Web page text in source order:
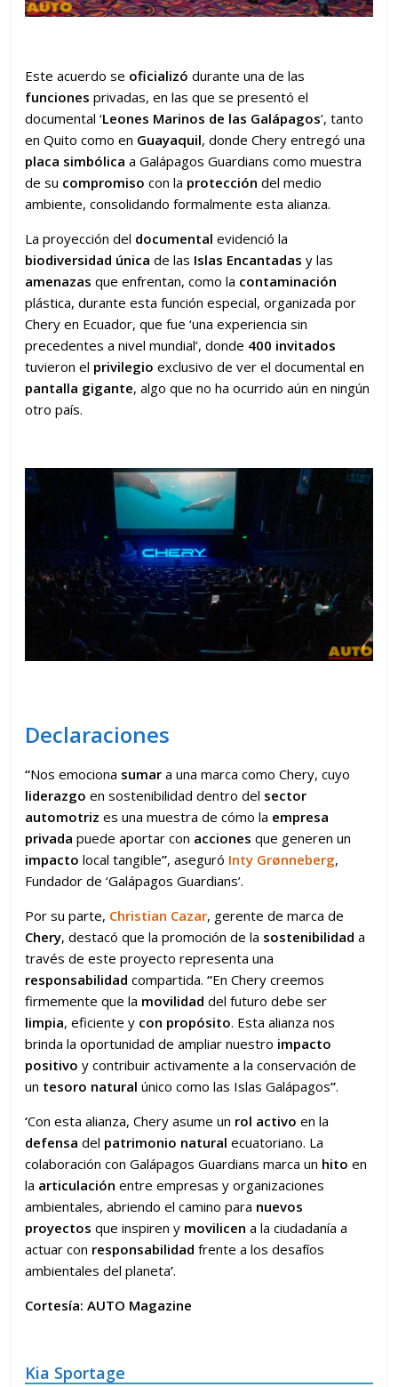
Este acuerdo se oficializó durante una de las
funciones privadas, en las que se presentó el
documental ‘Leones Marinos de las Galápagos’, tanto
en Quito como en Guayaquil, donde Chery entregó una
placa simbólica a Galápagos Guardians como muestra
de su compromiso con la protección del medio
ambiente, consolidando formalmente esta alianza.
La proyección del documental evidenció la
biodiversidad única de las Islas Encantadas y las
amenazas que enfrentan, como la contaminación
plástica, durante esta función especial, organizada por
Chery en Ecuador, que fue ‘una experiencia sin
precedentes a nivel mundial’, donde 400 invitados
tuvieron el privilegio exclusivo de ver el documental en
pantalla gigante, algo que no ha ocurrido aún en ningún
otro país.
Declaraciones
“Nos emociona sumar a una marca como Chery, cuyo
liderazgo en sostenibilidad dentro del sector
automotriz es una muestra de cómo la empresa
privada puede aportar con acciones que generen un
impacto local tangible”, aseguró Inty Grønneberg,
Fundador de ‘Galápagos Guardians’.
Por su parte, Christian Cazar, gerente de marca de
Chery, destacó que la promoción de la sostenibilidad a
través de este proyecto representa una
responsabilidad compartida. “En Chery creemos
firmemente que la movilidad del futuro debe ser
limpia, eficiente y con propósito. Esta alianza nos
brinda la oportunidad de ampliar nuestro impacto
positivo y contribuir activamente a la conservación de
un tesoro natural único como las Islas Galápagos”.
‘Con esta alianza, Chery asume un rol activo en la
defensa del patrimonio natural ecuatoriano. La
colaboración con Galápagos Guardians marca un hito en
la articulación entre empresas y organizaciones
ambientales, abriendo el camino para nuevos
proyectos que inspiren y movilicen a la ciudadanía a
actuar con responsabilidad frente a los desafíos
ambientales del planeta’.
Cortesía: AUTO Magazine
Kia Sportage